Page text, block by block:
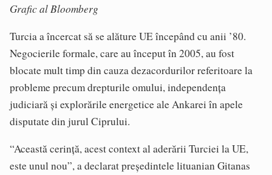
Grafic al Bloomberg
Turcia a încercat să se alăture UE începând cu anii ’80.
Negocierile formale, care au început în 2005, au fost
blocate mult timp din cauza dezacordurilor referitoare la
probleme precum drepturile omului, independența
judiciară și explorările energetice ale Ankarei în apele
disputate din jurul Ciprului.
“Această cerință, acest context al aderării Turciei la UE,
este unul nou”, a declarat președintele lituanian Gitanas